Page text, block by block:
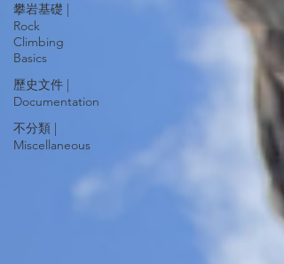
攀岩基礎 |
Rock
Climbing
Basics
歷史文件 |
Documentation
不分類 |
Miscellaneous